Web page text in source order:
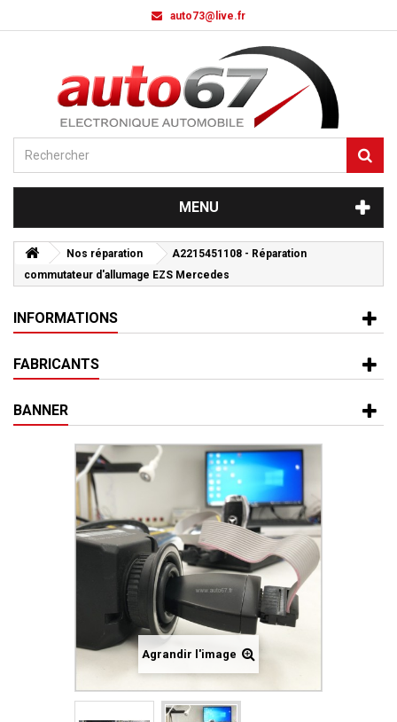
auto73@live.fr
MENU
Nos réparation
A2215451108 - Réparation
commutateur d'allumage EZS Mercedes
INFORMATIONS
FABRICANTS
BANNER
Agrandir l'image